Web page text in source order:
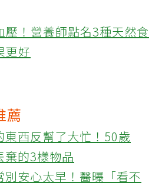
壓！營養師點名3種天然食
好
薦
西反幫了大忙！50歲
棄的3樣物品
安心太早！醫曝「看不